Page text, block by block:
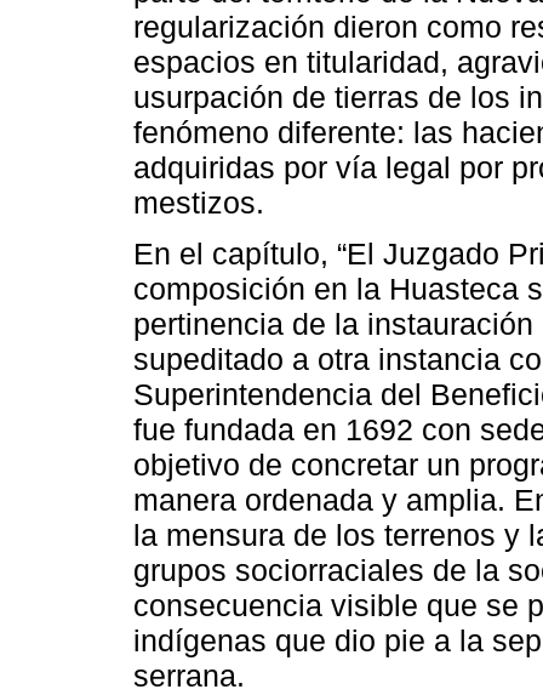
regularización dieron como
espacios en titularidad,
usurpación de tierras de los
fenómeno diferente: las
adquiridas por vía legal por
mestizos.
En el capítulo, “El Juzgado
composición en la Huasteca
pertinencia de la
supeditado a otra instancia
Superintendencia del
fue fundada en 1692 con
objetivo de concretar un
manera ordenada y amplia.
la mensura de los terrenos y
grupos sociorraciales de la
consecuencia visible que se
indígenas que dio pie a la
serrana.